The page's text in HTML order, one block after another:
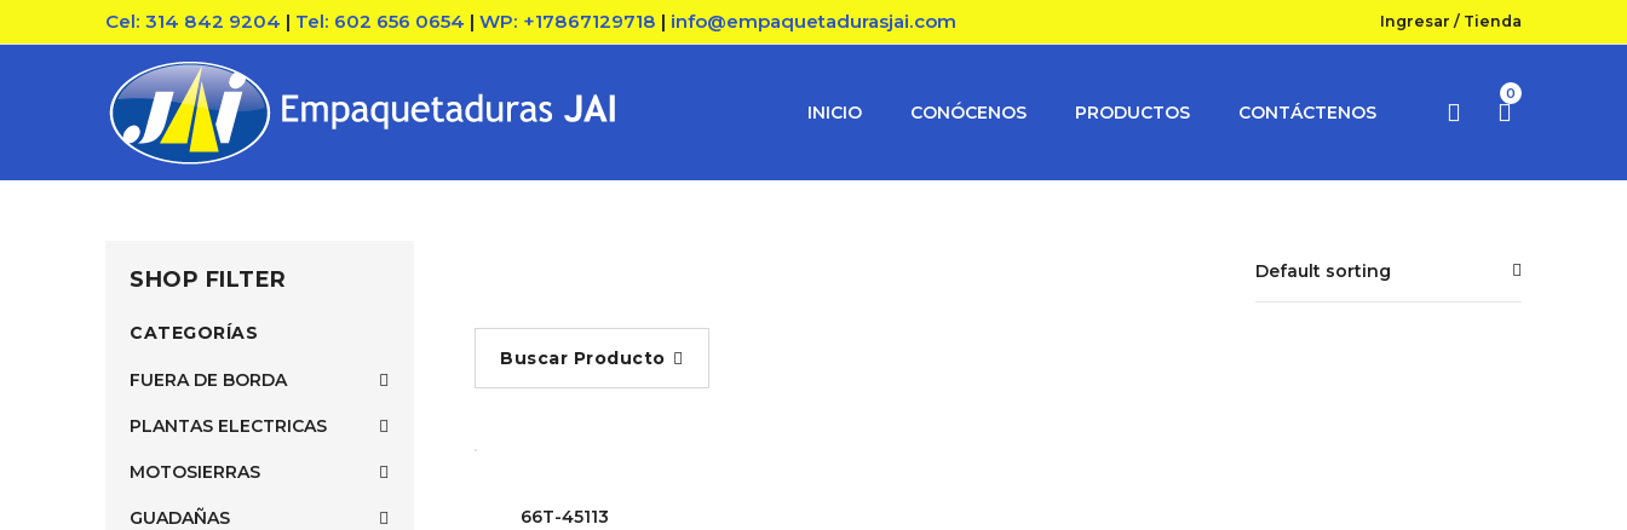
Cel: 314 842 9204 | Tel: 602 656 0654 | WP: +17867129718 | info@empaquetadurasjai.com Ingresar / Tienda
INICIO CONÓCENOS PRODUCTOS CONTÁCTENOS
0
SHOP FILTER
CATEGORÍAS
FUERA DE BORDA
PLANTAS ELECTRICAS
MOTOSIERRAS
GUADAÑAS
Default sorting
Buscar Producto
66T-45113